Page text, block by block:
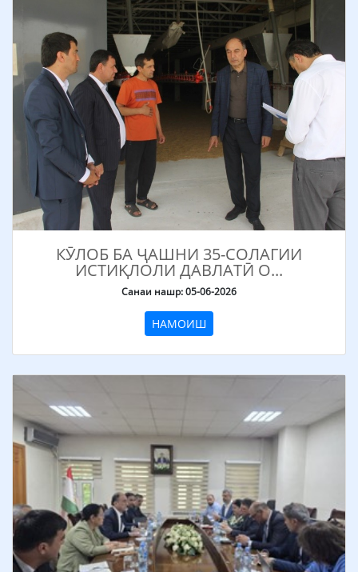
КӮЛОБ БА ҶАШНИ 35-СОЛАГИИ
ИСТИҚЛОЛИ ДАВЛАТӢ О...
Санаи нашр: 05-06-2026
НАМОИШ